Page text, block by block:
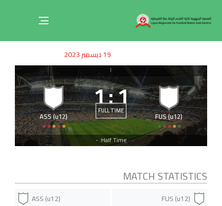
Toggle
IN:on:
19 ديسمبر 2023
|
FUS (u12)
1
:
1FULL TIME
ASS (u12)
Half Time: -
MATCH STATISTICS
FUS (u12)
ASS (u12)